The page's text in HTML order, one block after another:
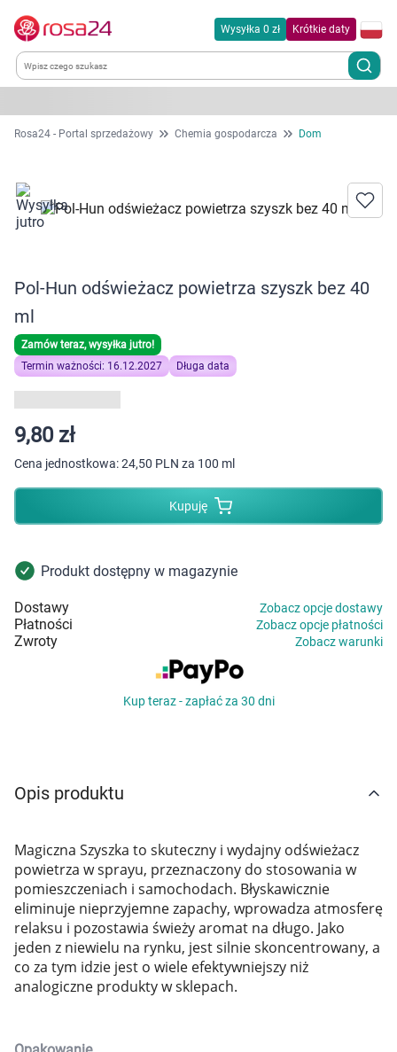
Wysyłka 0 zł Krótkie daty
Kategorie
Dla zwierząt
Zdrowie
Kobieta w ciąży i mama
Higiena
Kosmetyki
Zdrowy styl życia
Zabawki
Rosa24 - Portal sprzedażowy Chemia gospodarcza Dom
Pol-Hun odświeżacz powietrza szyszk bez 40
ml
Zamów teraz, wysyłka jutro!
Termin ważności: 16.12.2027
Długa data
9,80 zł
Cena jednostkowa:24,50 PLN za 100 ml
Kupuję
Produkt dostępny w magazynie
Dostawy Zobacz opcje dostawy
Płatności Zobacz opcje płatności
Zwroty Zobacz warunki
Kup teraz - zapłać za 30 dni
Opis produktu
Magiczna Szyszka to skuteczny i wydajny odświeżacz
powietrza w sprayu, przeznaczony do stosowania w
pomieszczeniach i samochodach. Błyskawicznie
eliminuje nieprzyjemne zapachy, wprowadza atmosferę
relaksu i pozostawia świeży aromat na długo. Jako
jeden z niewielu na rynku, jest silnie skoncentrowany, a
co za tym idzie jest o wiele efektywniejszy niż
analogiczne produkty w sklepach.